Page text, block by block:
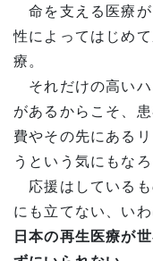
命を支える医療が
性によってはじめ
療。
それだけの高いハ
があるからこそ、
費やその先にある
うという気にもな
応援はしているも
にも立てない、い
日本の再生医療が